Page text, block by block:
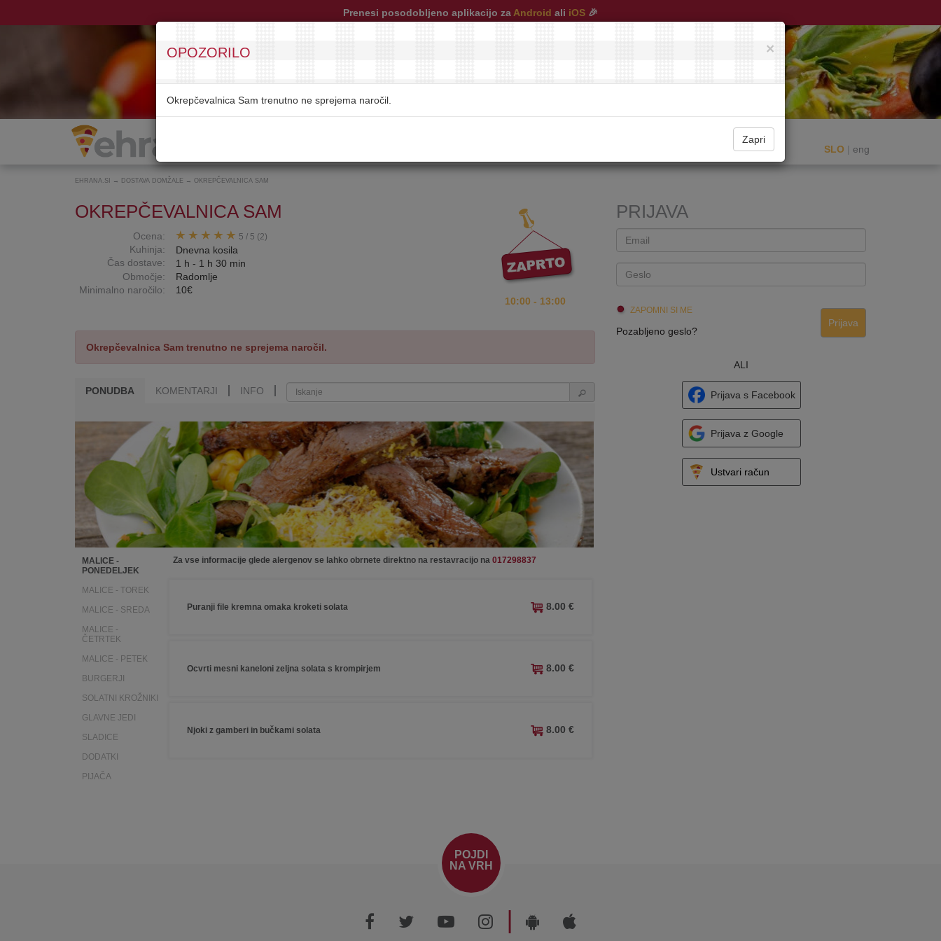
Prenesi posodobljeno aplikacijo za Android ali iOS 🎉
SLO | eng
EHRANA.SI → DOSTAVA DOMŽALE → OKREPČEVALNICA SAM
10:00 - 13:00
OKREPČEVALNICA SAM
Ocena:
Kuhinja:
Čas dostave:
5 / 5 (2)
Dnevna kosila
1 h - 1 h 30 min
Območje:
Radomlje
Minimalno naročilo:
10€
Okrepčevalnica Sam trenutno ne sprejema naročil.
PONUDBA KOMENTARJI INFO
MALICE -
PONEDELJEK
MALICE - TOREK
MALICE - SREDA
MALICE -
ČETRTEK
MALICE - PETEK
BURGERJI
SOLATNI KROŽNIKI
GLAVNE JEDI
SLADICE
DODATKI
PIJAČA
Za vse informacije glede alergenov se lahko obrnete direktno na restavracijo na 017298837
Puranji file kremna omaka kroketi solata 8.00 €
Ocvrti mesni kaneloni zeljna solata s krompirjem 8.00 €
Njoki z gamberi in bučkami solata 8.00 €
PRIJAVA
ZAPOMNI SI ME
Pozabljeno geslo?
Prijava
ALI
Prijava s Facebook
Prijava z Google
Ustvari račun
POJDI
NA VRH
|
×
OPOZORILO
Okrepčevalnica Sam trenutno ne sprejema naročil.
Zapri